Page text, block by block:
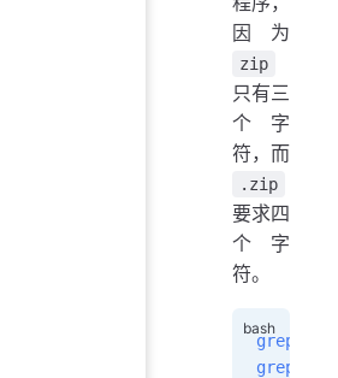
因为
zip
只有三
个字
符，而
.zip
要求四
个字
符。
grep
grep